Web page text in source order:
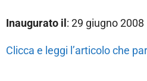
Inaugurato il: 29 giugno 2008
Clicca e leggi l’articolo che